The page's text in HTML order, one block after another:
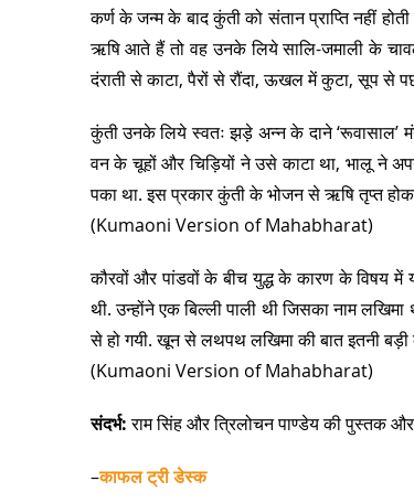
कर्ण के जन्म के बाद कुंती को संतान प्राप्ति नहीं
ऋषि आते हैं तो वह उनके लिये सालि-जमाली के
दंराती से काटा, पैरों से रौंदा, ऊखल में कुटा, सूप से
कुंती उनके लिये स्वतः झड़े अन्न के दाने ‘रूवासाल’
वन के चूहों और चिड़ियों ने उसे काटा था, भालू ने
पका था. इस प्रकार कुंती के भोजन से ऋषि तृप्त
(Kumaoni Version of Mahabharat)
कौरवों और पांडवों के बीच युद्ध के कारण के विषय में
थी. उन्होंने एक बिल्ली पाली थी जिसका नाम
से हो गयी. खून से लथपथ लखिमा की बात इतनी बड़ी
(Kumaoni Version of Mahabharat)
संदर्भ:राम सिंह और त्रिलोचन पाण्डेय की पुस्तक
–काफल ट्री डेस्क